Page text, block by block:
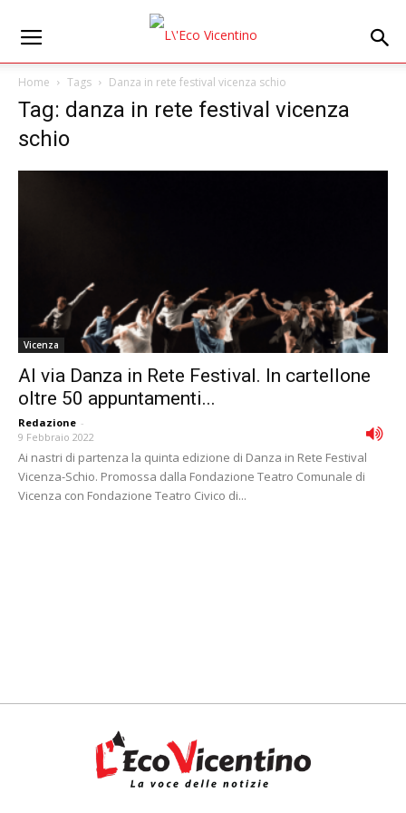
Home Tags Danza in rete festival vicenza schio
Tag: danza in rete festival vicenza
schio
Vicenza
Al via Danza in Rete Festival. In cartellone
oltre 50 appuntamenti...
Redazione -
9 Febbraio 2022
Ai nastri di partenza la quinta edizione di Danza in Rete Festival
Vicenza-Schio. Promossa dalla Fondazione Teatro Comunale di
Vicenza con Fondazione Teatro Civico di...